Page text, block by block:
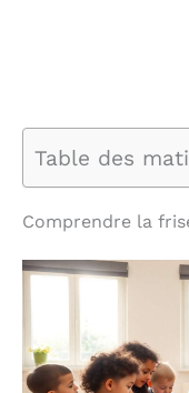
Table des
Comprendre la